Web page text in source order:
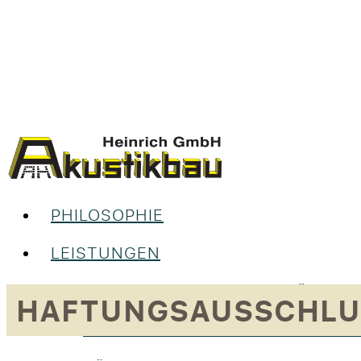
PHILOSOPHIE
LEISTUNGEN
UNSERE LEISTUNGEN IM
RAUMGESTALTUNG &